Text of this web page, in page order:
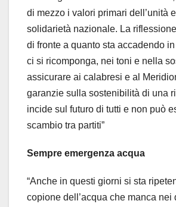
di mezzo i valori primari dell’unità
solidarietà nazionale. La
di fronte a quanto sta accadendo
ci si ricomponga, nei toni e nella
assicurare ai calabresi e al
garanzie sulla sostenibilità di una
incide sul futuro di tutti e non può
scambio tra partiti”
Sempre emergenza acqua
“Anche in questi giorni si sta
copione dell’acqua che manca nei